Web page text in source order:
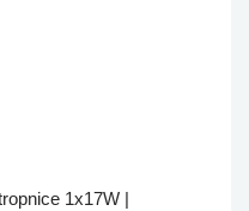
1x17W |